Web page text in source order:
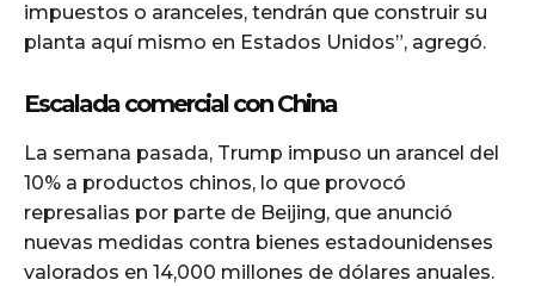
impuestos o aranceles, tendrán que construir su
planta aquí mismo en Estados Unidos”, agregó.
Escalada comercial con China
La semana pasada, Trump impuso un arancel del
10% a productos chinos, lo que provocó
represalias por parte de Beijing, que anunció
nuevas medidas contra bienes estadounidenses
valorados en 14,000 millones de dólares anuales.